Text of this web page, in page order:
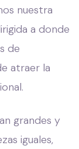
nuestra
a donde
de
atraer la
grandes y
iguales,